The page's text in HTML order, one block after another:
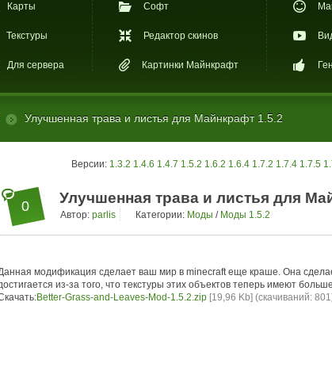
Карты
Текстуры
Для сервера
Софт
Редактор скинов
Картинки Майнкрафт
Улучшенная трава и листья для Майнкрафт 1.5.2
Версии: 1.3.2 1.4.6 1.4.7 1.5.2 1.6.2 1.6.4 1.7.2 1.7.4 1.7.5
0 Улучшенная трава и листья для
Автор: parlis Категории: Моды / Моды 1.5.2
модификация сделает ваш мир в minecraft еще краше. Она
из-за того, что текстуры этих объектов теперь имеют
Better-Grass-and-Leaves-Mod-1.5.2.zip [19,96 Kb] (cкачиваний: